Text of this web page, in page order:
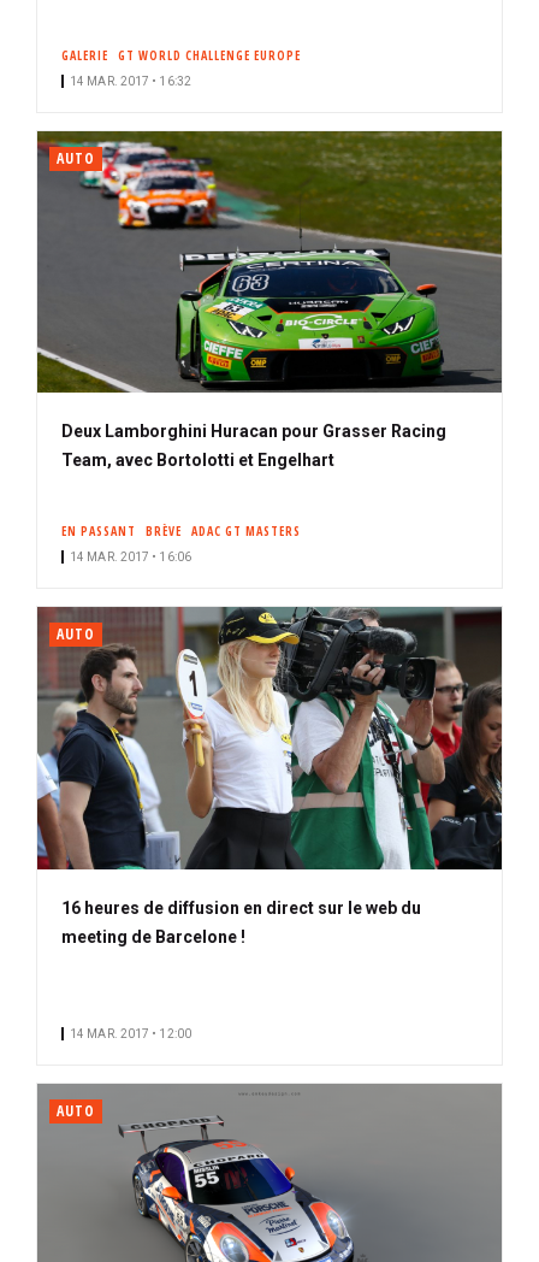
GALERIE GT WORLD CHALLENGE EUROPE
14 MAR. 2017 • 16:32
AUTO
Deux Lamborghini Huracan pour Grasser Racing
Team, avec Bortolotti et Engelhart
EN PASSANT BRÈVE ADAC GT MASTERS
14 MAR. 2017 • 16:06
AUTO
16 heures de diffusion en direct sur le web du
meeting de Barcelone !
14 MAR. 2017 • 12:00
AUTO